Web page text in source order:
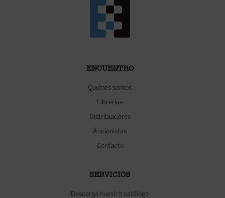
ENCUENTRO
Quiénes somos
Librerías
Distribuidores
Accionistas
Contacto
SERVICIOS
Descarga nuestro catálogo